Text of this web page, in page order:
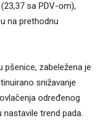
sa PDV-om),
na prethodnu
pšenice, zabeležena je
snižavanje
određenog
trend pada.